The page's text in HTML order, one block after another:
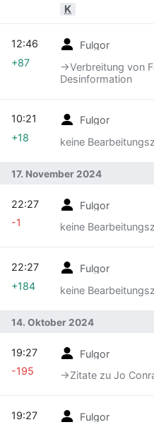
K
Fulgor
→‎Verbreitung von
Desinformation
12:46
+87
Fulgor
keine
10:21
+18
17. November 2024
Fulgor
keine
22:27
-1
Fulgor
keine
22:27
+184
14. Oktober 2024
Fulgor
→‎Zitate zu Jo
19:27
-195
Fulgor
19:27